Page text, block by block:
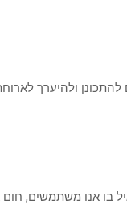
ולהיערך
אנו משתמשים, חום